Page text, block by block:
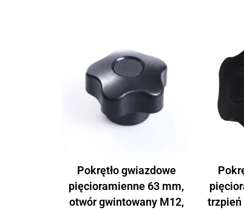
Pokrętło gwiazdowe
pięcioramienne 63 mm,
otwór gwintowany M12,
trzpień